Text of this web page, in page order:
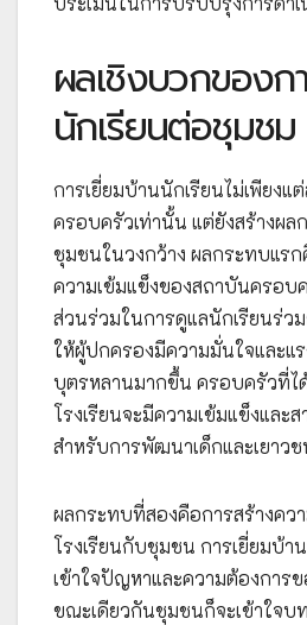
ผลเชิงบวกของก
นักเรียนต่อชุมชม
การเยี่ยมบ้านนักเรียนไม่เพียงแ
ครอบครัวเท่านั้น แต่ยังสร้างผล
ชุมชนในวงกว้าง ผลกระทบแรก
ความเข้มแข็งของสถาบันครอบ
ส่วนร่วมในการดูแลนักเรียนร่ว
ให้ผู้ปกครองมีความมั่นใจและแร
บุตรหลานมากขึ้น ครอบครัวที่
โรงเรียนจะมีความเข้มแข็งและ
สำหรับการพัฒนาเด็กและเยาว
ผลกระทบที่สองคือการสร้างควา
โรงเรียนกับชุมชน การเยี่ยมบ้า
เข้าใจปัญหาและความต้องการ
ขณะเดียวกันชุมชนก็จะเข้าใจ